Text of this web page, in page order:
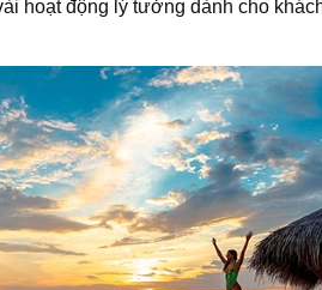
hoạt động lý tưởng dành cho